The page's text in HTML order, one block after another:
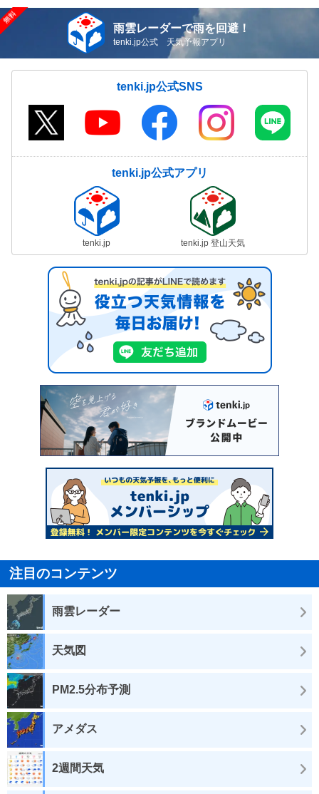
雨雲レーダーで雨を回避！
tenki.jp公式 天気予報アプリ
tenki.jp公式SNS
tenki.jp公式アプリ
tenki.jp tenki.jp 登山天気
注目のコンテンツ
雨雲レーダー
天気図
PM2.5分布予測
アメダス
2週間天気